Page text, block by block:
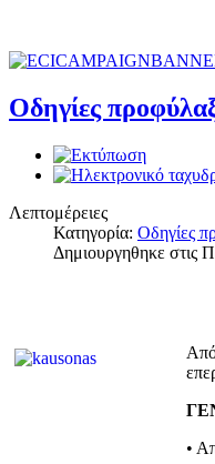
Οδηγίες
Λεπτομέρειες
Κατηγορία: Οδηγίες
Δημιουργηθηκε στις
•